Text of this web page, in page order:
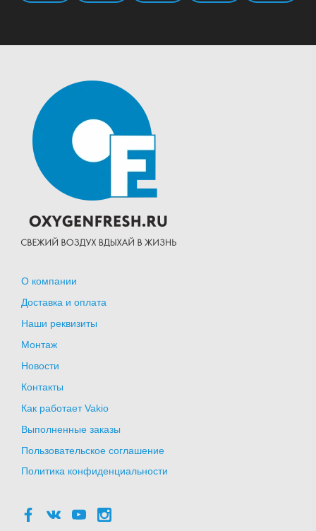
О компании
Доставка и оплата
Наши реквизиты
Монтаж
Новости
Контакты
Как работает Vakio
Выполненные заказы
Пользовательское соглашение
Политика конфиденциальности